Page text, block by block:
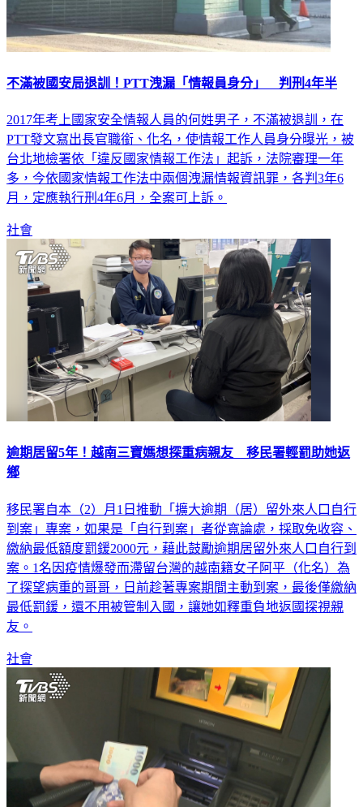
不滿被國安局退訓！PTT洩漏「情報員身分」 判刑4年半
2017年考上國家安全情報人員的何姓男子，不滿被退訓，在
PTT發文寫出長官職銜、化名，使情報工作人員身分曝光，被
台北地檢署依「違反國家情報工作法」起訴，法院審理一年
多，今依國家情報工作法中兩個洩漏情報資訊罪，各判3年6
月，定應執行刑4年6月，全案可上訴。
社會
逾期居留5年！越南三寶媽想探重病親友 移民署輕罰助她返
鄉
移民署自本（2）月1日推動「擴大逾期（居）留外來人口自行
到案」專案，如果是「自行到案」者從寬論處，採取免收容、
繳納最低額度罰鍰2000元，藉此鼓勵逾期居留外來人口自行到
案。1名因疫情爆發而滯留台灣的越南籍女子阿平（化名）為
了探望病重的哥哥，日前趁著專案期間主動到案，最後僅繳納
最低罰鍰，還不用被管制入國，讓她如釋重負地返國探視親
友。
社會